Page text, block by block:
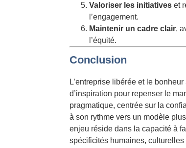
Valoriser les initiatives et
l’engagement.
Maintenir un cadre clair,
l’équité.
Conclusion
L’entreprise libérée et le
d’inspiration pour repenser le
pragmatique, centrée sur la
à son rythme vers un modèle
enjeu réside dans la capacité à
spécificités humaines,